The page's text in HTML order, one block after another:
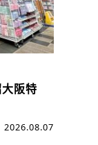
阪特
2026.08.07